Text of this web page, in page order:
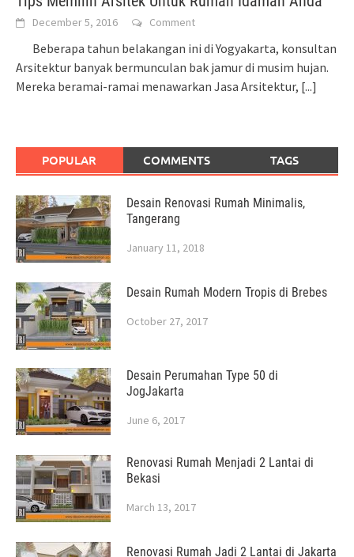
December 5, 2016 Comment
Beberapa tahun belakangan ini di Yogyakarta, konsultan
Arsitektur banyak bermunculan bak jamur di musim hujan.
Mereka beramai-ramai menawarkan Jasa Arsitektur, [...]
POPULAR COMMENTS TAGS
Desain Renovasi Rumah Minimalis,
Tangerang
January 11, 2018
Desain Rumah Modern Tropis di Brebes
October 27, 2017
Desain Perumahan Type 50 di
JogJakarta
June 6, 2017
Renovasi Rumah Menjadi 2 Lantai di
Bekasi
March 13, 2017
Renovasi Rumah Jadi 2 Lantai di Jakarta